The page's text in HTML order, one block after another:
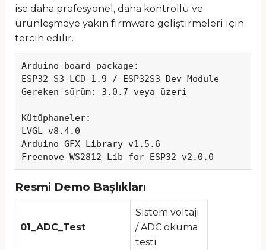
ise daha profesyonel, daha kontrollü ve
ürünleşmeye yakın firmware geliştirmeleri için
tercih edilir.
Arduino board package:
ESP32-S3-LCD-1.9 / ESP32S3 Dev Module
Gereken sürüm: 3.0.7 veya üzeri
Kütüphaneler:
LVGL v8.4.0
Arduino_GFX_Library v1.5.6
Freenove_WS2812_Lib_for_ESP32 v2.0.0
Resmi Demo Başlıkları
01_ADC_Test
Sistem voltajı
/ ADC okuma
testi